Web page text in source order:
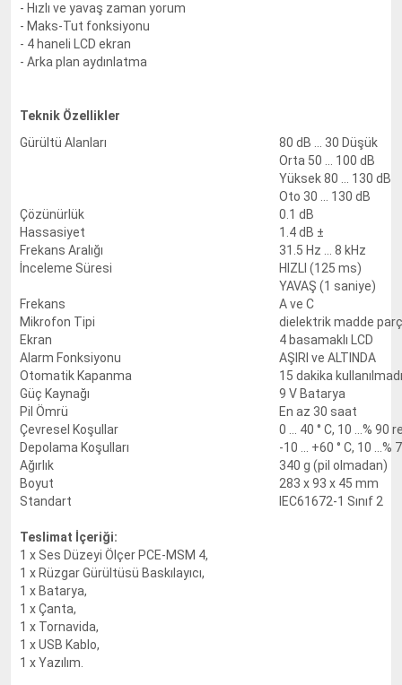
- Hızlı ve yavaş zaman yorum
- Maks-Tut fonksiyonu
- 4 haneli LCD ekran
- Arka plan aydınlatma
Teknik Özellikler
Gürültü Alanları
80 dB ... 30 Düşük
Orta 50 ... 100 dB
Yüksek 80 ... 130 dB
Oto 30 ... 130 dB
Çözünürlük
0.1 dB
Hassasiyet
1.4 dB ±
Frekans Aralığı
31.5 Hz ... 8 kHz
İnceleme Süresi
HIZLI (125 ms)
YAVAŞ (1 saniye)
Frekans
A ve C
Mikrofon Tipi
dielektrik madde
Ekran
4 basamaklı LCD
Alarm Fonksiyonu
AŞIRI ve ALTINDA
Otomatik Kapanma
15 dakika
Güç Kaynağı
9 V Batarya
Pil Ömrü
En az 30 saat
Çevresel Koşullar
0 ... 40 ° C, 10 ...% 90
Depolama Koşulları
-10 ... +60 ° C, 10 ...%
Ağırlık
340 g (pil olmadan)
Boyut
283 x 93 x 45 mm
Standart
IEC61672-1 Sınıf 2
Teslimat İçeriği:
1 x Ses Düzeyi Ölçer PCE-MSM 4,
1 x Rüzgar Gürültüsü Baskılayıcı,
1 x Batarya,
1 x Çanta,
1 x Tornavida,
1 x USB Kablo,
1 x Yazılım.